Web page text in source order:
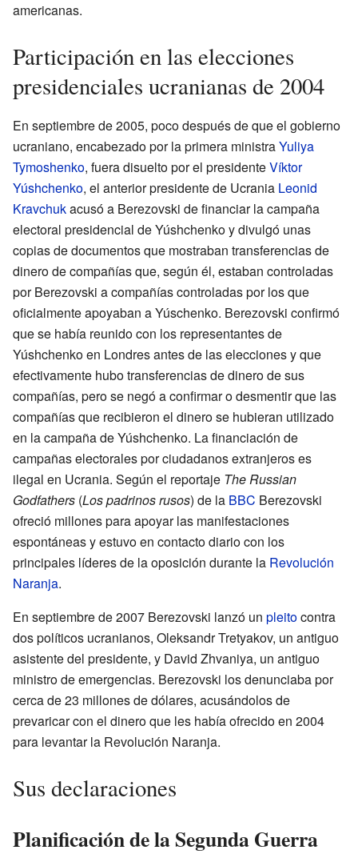
americanas.
Participación en las elecciones
presidenciales ucranianas de 2004
En septiembre de 2005, poco después de que el gobierno
ucraniano, encabezado por la primera ministraYuliya
Tymoshenko, fuera disuelto por el presidenteVíktor
Yúshchenko, el anterior presidente de Ucrania Leonid
Kravchukacusó a Berezovski de financiar la campaña
electoral presidencial de Yúshchenko y divulgó unas
copias de documentos que mostraban transferencias de
dinero de compañías que, según él, estaban controladas
por Berezovski a compañías controladas por los que
oficialmente apoyaban a Yúschenko. Berezovski confirmó
que se había reunido con los representantes de
Yúshchenko en Londres antes de las elecciones y que
efectivamente hubo transferencias de dinero de sus
compañías, pero se negó a confirmar o desmentir que las
compañías que recibieron el dinero se hubieran utilizado
en la campaña de Yúshchenko. La financiación de
campañas electorales por ciudadanos extranjeros es
ilegal en Ucrania. Según el reportaje The Russian
Godfathers (Los padrinos rusos) de la BBC Berezovski
ofreció millones para apoyar las manifestaciones
espontáneas y estuvo en contacto diario con los
principales líderes de la oposición durante la Revolución
Naranja.
En septiembre de 2007 Berezovski lanzó un pleitocontra
dos políticos ucranianos, Oleksandr Tretyakov, un antiguo
asistente del presidente, y David Zhvaniya, un antiguo
ministro de emergencias. Berezovski los denunciaba por
cerca de 23 millones de dólares, acusándolos de
prevaricar con el dinero que les había ofrecido en 2004
para levantar la Revolución Naranja.
Sus declaraciones
Planificación de la Segunda Guerra